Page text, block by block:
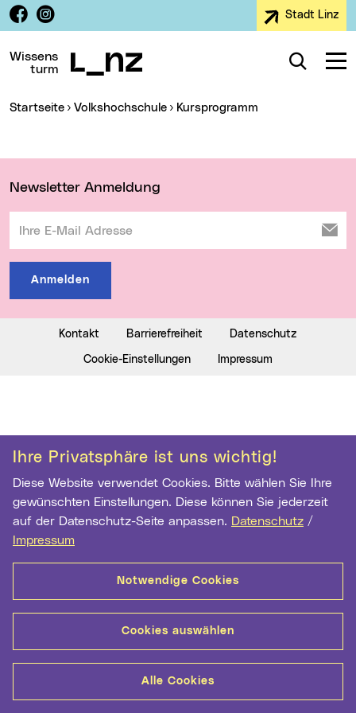
Zur Navigation
Zum Inhalt
Zur Suche
Ihre Privatsphäre ist uns wichtig!
Diese Website verwendet Cookies. Bitte wählen Sie Ihre
gewünschten Einstellungen. Diese können Sie jederzeit
auf der Datenschutz-Seite anpassen. Datenschutz /
Impressum
Notwendige Cookies
Cookies auswählen
Alle Cookies
Facebook
Instagram Stadt Linz
Wissens
turm
Suche
Sie sind hier:
Startseite Volkshochschule Kursprogramm
Newsletter Anmeldung
Anmelden
Kontakt Barrierefreiheit Datenschutz
Cookie-Einstellungen Impressum